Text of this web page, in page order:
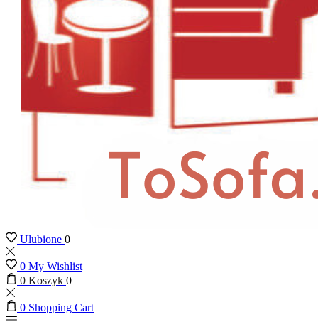
Ulubione 0
0 My Wishlist
0 Koszyk 0
0 Shopping Cart